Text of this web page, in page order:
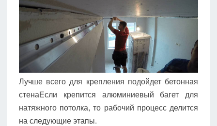
Лучше всего для крепления подойдет бетонная
стенаЕсли крепится алюминиевый багет для
натяжного потолка, то рабочий процесс делится
на следующие этапы.